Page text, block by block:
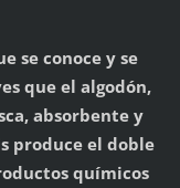
se conoce y se
que el algodón,
absorbente y
produce el doble
químicos